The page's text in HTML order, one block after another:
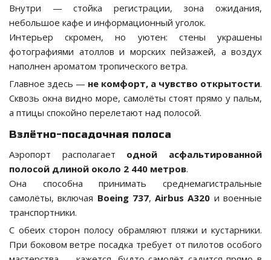
Внутри — стойка регистрации, зона ожидания,
небольшое кафе и информационный уголок.
Интерьер скромен, но уютен: стены украшены
фотографиями атоллов и морских пейзажей, а воздух
наполнен ароматом тропического ветра.
Главное здесь — не комфорт, а чувство открытости.
Сквозь окна видно море, самолёты стоят прямо у пальм,
а птицы спокойно перелетают над полосой.
Взлётно-посадочная полоса
Аэропорт располагает одной асфальтированной
полосой длиной около 2 440 метров.
Она способна принимать среднемагистральные
самолёты, включая Boeing 737,Airbus A320 и военные
транспортники.
С обеих сторон полосу обрамляют пляжи и кустарники.
При боковом ветре посадка требует от пилотов особого